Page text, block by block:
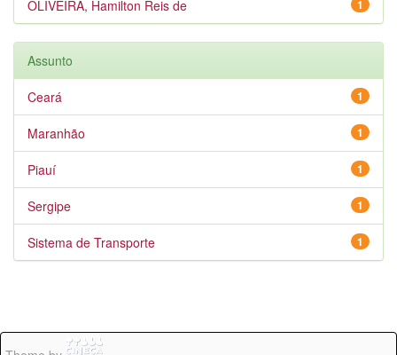
1
OLIVEIRA, Hamilton Reis de
Assunto
1
Ceará
1
Maranhão
1
Piauí
1
Sergipe
1
Sistema de Transporte